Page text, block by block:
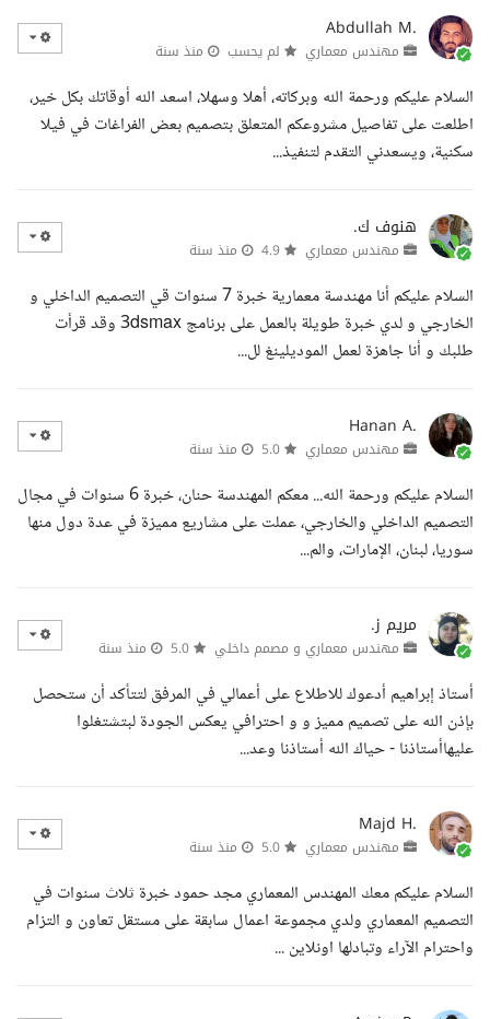
Abdullah M.
مهندس معماري لم يحسب منذ سنة
السلام عليكم ورحمة الله وبركاته، أهلا وسهلا، اسعد الله أوقاتك بكل خير،
اطلعت على تفاصيل مشروعكم المتعلق بتصميم بعض الفراغات في فيلا
سكنية، ويسعدني التقدم لتنفيذ...
هنوف ك.
مهندس معماري منذ سنة
السلام عليكم أنا مهندسة معمارية خبرة 7 سنوات قي التصميم الداخلي و
الخارجي و لدي خبرة طويلة بالعمل على برنامج 3dsmax وقد قرأت
طلبك و أنا جاهزة لعمل الموديلينغ لل...
Hanan A.
مهندس معماري منذ سنة
السلام عليكم ورحمة الله... معكم المهندسة حنان، خبرة 6 سنوات في مجال
التصميم الداخلي والخارجي، عملت على مشاريع مميزة في عدة دول منها
سوريا، لبنان، الإمارات، والم...
مريم ز.
مهندس معماري و مصمم داخلي منذ سنة
أستاذ إبراهيم أدعوك للاطلاع على أعمالي في المرفق لتتأكد أن ستحصل
بإذن الله على تصميم مميز و و احترافي يعكس الجودة لبتشتغلوا
عليهاأستاذنا - حياك الله أستاذنا وعد...
Majd H.
مهندس معماري منذ سنة
السلام عليكم معك المهندس المعماري مجد حمود خبرة ثلاث سنوات في
التصميم المعماري ولدي مجموعة اعمال سابقة على مستقل تعاون و التزام
واحترام الآراء وتبادلها اونلاين ...